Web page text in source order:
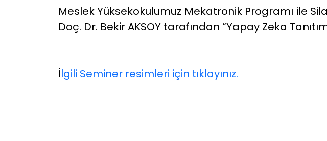
Meslek Yüksekokulumuz Mekatronik Programı ile
Doç. Dr. Bekir AKSOY tarafından “Yapay Zeka
İlgili Seminer resimleri için tıklayınız.